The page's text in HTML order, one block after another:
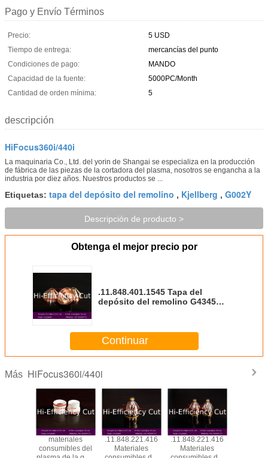
Pago y Envío Términos
Precio:
5 USD
Tiempo de entrega:
mercancías del punto
Condiciones de pago:
MANDO
Capacidad de la fuente:
5000PC/Month
Cantidad de orden mínima:
5
descripción
HiFocus360i/440i
La maquinaria Co., Ltd. del yorin de Shangai se especializa en la producción
de fábrica de las piezas de la cortadora del plasma, nosotros se engancha a la
industria por diez años. Nuestros productos se ...
Etiquetas: tapa del depósito del remolino , Kjellberg , G002Y
Descripción de producto >
Obtenga el mejor precio por
.11.848.401.1545 Tapa del
depósito del remolino G4345
Continuar
Más HiFocus360i/440i
materiales
consumibles del
.11.848.221.416
Materiales
.11.848.221.416
Materiales